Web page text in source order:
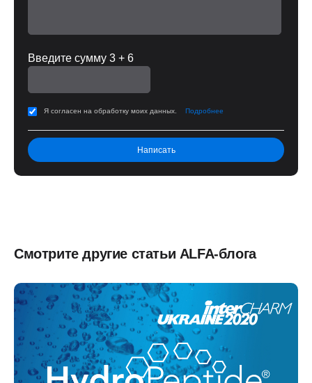
Введите сумму 3 + 6
Я согласен на обработку моих данных. Подробнее
Смотрите другие статьи ALFA-блога